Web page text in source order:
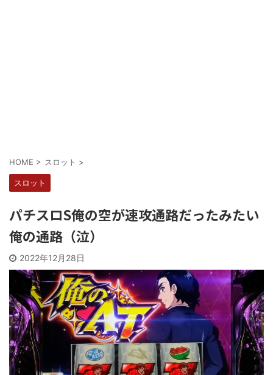
HOME > スロット >
スロット
パチスロS俺の空が速攻通路だったみたい
俺の通路（泣）
2022年12月28日